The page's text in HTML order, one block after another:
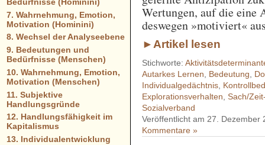
Wertungen, auf die
deswegen »motiviert«
►Artikel lesen
Stichworte:
Autarkes Lernen
Bedeutung
Individualgedächtnis
Explorationsverhalten ,Sach/
Sozialverband
Veröffentlicht am 27. Dezember
Kommentare »
7. Wahrnehmung, Emotion,
Motivation (Hominini)
8. Wechsel der Analyseebene
9. Bedeutungen und
Bedürfnisse (Menschen)
10. Wahrnehmung, Emotion,
Motivation (Menschen)
11. Subjektive
Handlungsgründe
12. Handlungsfähigkeit im
Kapitalismus
13. Individualentwicklung